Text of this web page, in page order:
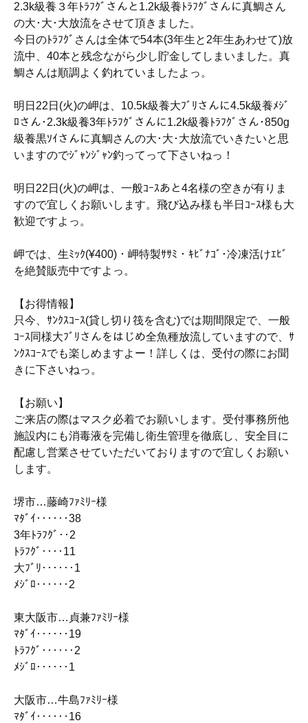
2.3k級養３年ﾄﾗﾌｸﾞさんと1.2k級養ﾄﾗﾌｸﾞさんに真鯛さん
の大･大･大放流をさせて頂きました。
今日のﾄﾗﾌｸﾞさんは全体で54本(3年生と2年生あわせて)放
流中、40本と残念ながら少し貯金してしまいました。真
鯛さんは順調よく釣れていましたよっ。
明日22日(火)の岬は、10.5k級養大ﾌﾞﾘさんに4.5k級養ﾒｼﾞ
ﾛさん･2.3k級養3年ﾄﾗﾌｸﾞさんに1.2k級養ﾄﾗﾌｸﾞさん･850g
級養黒ｿｲさんに真鯛さんの大･大･大放流でいきたいと思
いますのでｼﾞｬﾝｼﾞｬﾝ釣ってって下さいねっ！
明日22日(火)の岬は、一般ｺｰｽあと4名様の空きが有りま
すので宜しくお願いします。飛び込み様も半日ｺｰｽ様も大
歓迎ですよっ。
岬では、生ﾐｯｸ(¥400)・岬特製ｻｻﾐ・ｷﾋﾞﾅｺﾞ･冷凍活けｴﾋﾞ
を絶賛販売中ですよっ。
【お得情報】
只今、ｻﾝｸｽｺｰｽ(貸し切り筏を含む)では期間限定で、一般
ｺｰｽ同様大ﾌﾞﾘさんをはじめ全魚種放流していますので、ｻ
ﾝｸｽｺｰｽでも楽しめますよー！詳しくは、受付の際にお聞
きに下さいねっ。
【お願い】
ご来店の際はマスク必着でお願いします。受付事務所他
施設内にも消毒液を完備し衛生管理を徹底し、安全目に
配慮し営業させていただいておりますので宜しくお願い
します。
堺市…藤崎ﾌｧﾐﾘｰ様
ﾏﾀﾞｲ‥‥‥38
3年ﾄﾗﾌｸﾞ‥2
ﾄﾗﾌｸﾞ‥‥11
大ﾌﾞﾘ‥‥‥1
ﾒｼﾞﾛ‥‥‥2
東大阪市…貞兼ﾌｧﾐﾘｰ様
ﾏﾀﾞｲ‥‥‥19
ﾄﾗﾌｸﾞ‥‥‥2
ﾒｼﾞﾛ‥‥‥1
大阪市…牛島ﾌｧﾐﾘｰ様
ﾏﾀﾞｲ‥‥‥16